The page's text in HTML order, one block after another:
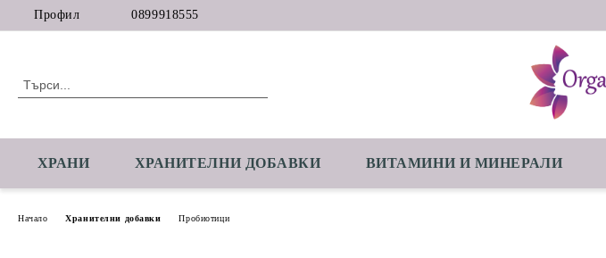
Профил 0899918555
ХРАНИ ХРАНИТЕЛНИ ДОБАВКИ ВИТАМИНИ И МИНЕРАЛИ
Начало Хранителни добавки Пробиотици